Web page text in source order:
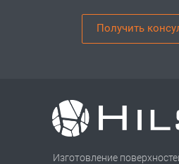
Получить
Изготовление